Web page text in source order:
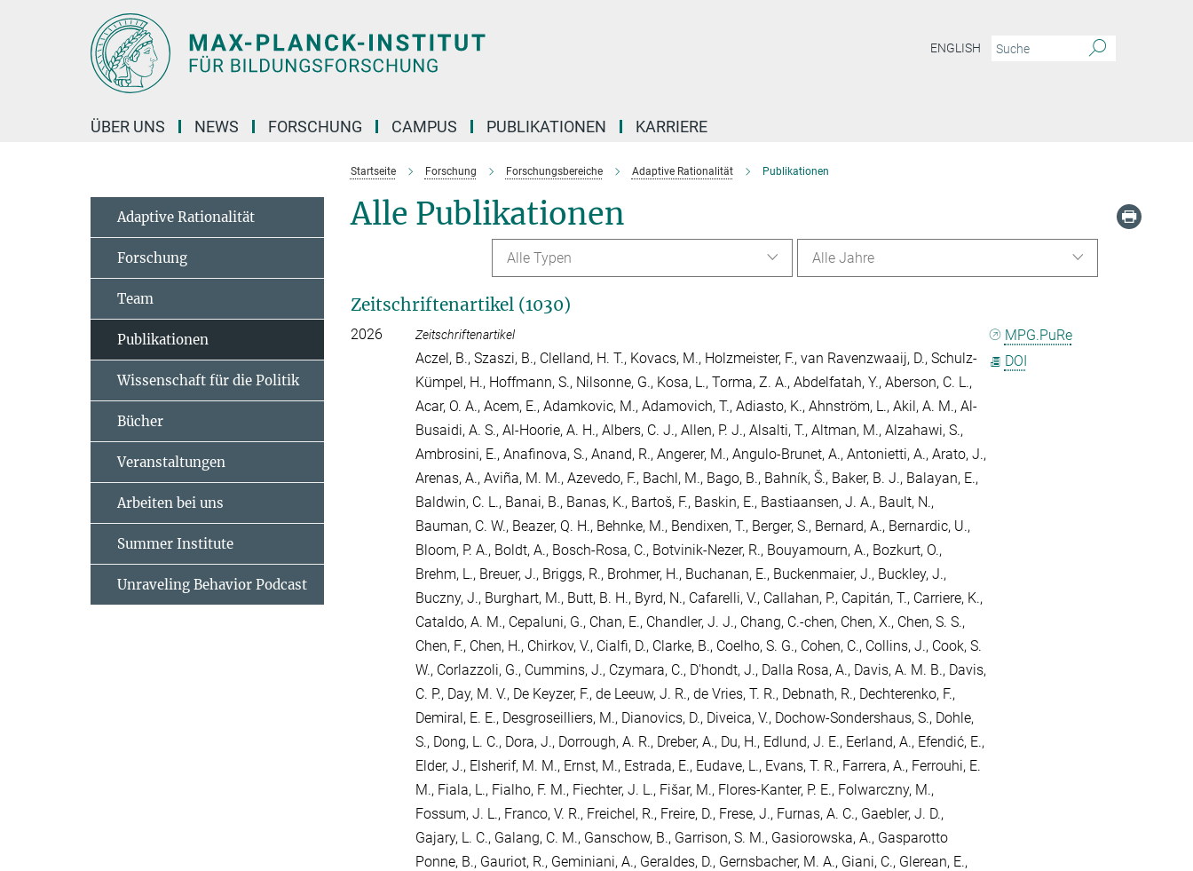
ENGLISH
ÜBER UNS NEWS FORSCHUNG CAMPUS PUBLIKATIONEN KARRIERE
Startseite Forschung Forschungsbereiche Adaptive Rationalität Publikationen
Alle Publikationen
Alle Jahre
Alle Typen
Zeitschriftenartikel (1030)
2026 Zeitschriftenartikel
Aczel, B., Szaszi, B., Clelland, H. T., Kovacs, M., Holzmeister, F., van Ravenzwaaij, D., Schulz-
Kümpel, H., Hoffmann, S., Nilsonne, G., Kosa, L., Torma, Z. A., Abdelfatah, Y., Aberson, C. L.,
Acar, O. A., Acem, E., Adamkovic, M., Adamovich, T., Adiasto, K., Ahnström, L., Akil, A. M., Al-
Busaidi, A. S., Al-Hoorie, A. H., Albers, C. J., Allen, P. J., Alsalti, T., Altman, M., Alzahawi, S.,
Ambrosini, E., Anafinova, S., Anand, R., Angerer, M., Angulo-Brunet, A., Antonietti, A., Arato, J.,
Arenas, A., Aviña, M. M., Azevedo, F., Bachl, M., Bago, B., Bahník, Š., Baker, B. J., Balayan, E.,
Baldwin, C. L., Banai, B., Banas, K., Bartoš, F., Baskin, E., Bastiaansen, J. A., Bault, N.,
Bauman, C. W., Beazer, Q. H., Behnke, M., Bendixen, T., Berger, S., Bernard, A., Bernardic, U.,
Bloom, P. A., Boldt, A., Bosch-Rosa, C., Botvinik-Nezer, R., Bouyamourn, A., Bozkurt, O.,
Brehm, L., Breuer, J., Briggs, R., Brohmer, H., Buchanan, E., Buckenmaier, J., Buckley, J.,
Buczny, J., Burghart, M., Butt, B. H., Byrd, N., Cafarelli, V., Callahan, P., Capitán, T., Carriere, K.,
Cataldo, A. M., Cepaluni, G., Chan, E., Chandler, J. J., Chang, C.-chen, Chen, X., Chen, S. S.,
Chen, F., Chen, H., Chirkov, V., Cialfi, D., Clarke, B., Coelho, S. G., Cohen, C., Collins, J., Cook, S.
W., Corlazzoli, G., Cummins, J., Czymara, C., D'hondt, J., Dalla Rosa, A., Davis, A. M. B., Davis,
C. P., Day, M. V., De Keyzer, F., de Leeuw, J. R., de Vries, T. R., Debnath, R., Dechterenko, F.,
Demiral, E. E., Desgroseilliers, M., Dianovics, D., Diveica, V., Dochow-Sondershaus, S., Dohle,
S., Dong, L. C., Dora, J., Dorrough, A. R., Dreber, A., Du, H., Edlund, J. E., Eerland, A., Efendić, E.,
Elder, J., Elsherif, M. M., Ernst, M., Estrada, E., Eudave, L., Evans, T. R., Farrera, A., Ferrouhi, E.
M., Fiala, L., Fialho, F. M., Fiechter, J. L., Fišar, M., Flores-Kanter, P. E., Folwarczny, M.,
Fossum, J. L., Franco, V. R., Freichel, R., Freire, D., Frese, J., Furnas, A. C., Gaebler, J. D.,
Gajary, L. C., Galang, C. M., Ganschow, B., Garrison, S. M., Gasiorowska, A., Gasparotto
Ponne, B., Gauriot, R., Geminiani, A., Geraldes, D., Gernsbacher, M. A., Giani, C., Glerean, E.,
MPG.PuRe
DOI
Adaptive Rationalität
Forschung
Team
Publikationen
Wissenschaft für die Politik
Bücher
Veranstaltungen
Arbeiten bei uns
Summer Institute
Unraveling Behavior Podcast